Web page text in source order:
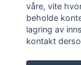
Sosiale medier
våre, vite
beholde
lagring av
kontakt